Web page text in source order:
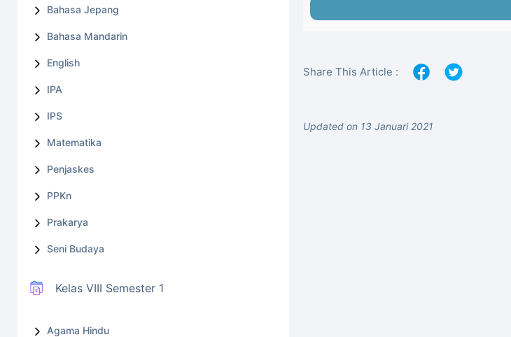
Bahasa Jepang
Bahasa Mandarin
English
IPA
IPS
Matematika
Penjaskes
PPKn
Prakarya
Seni Budaya
Kelas VIII Semester 1
Agama Hindu
Share This Article :
Updated on 13 Januari 2021